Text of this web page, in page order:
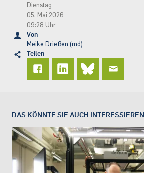
Dienstag
05. Mai 2026
09:28 Uhr
Von
Meike Drießen (md)
Teilen
DAS KÖNNTE SIE AUCH INTERESSIEREN